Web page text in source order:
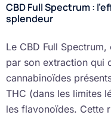
CBD Full Spectrum :
splendeur
Le CBD Full
par son extraction qui
cannabinoïdes
THC (dans les limites
les flavonoïdes. Cette